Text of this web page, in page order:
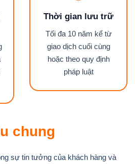
Thời gian lưu trữ
Tối đa 10 năm kể từ
giao dịch cuối cùng
hoặc theo quy định
pháp luật
chung
sự tin tưởng của khách hàng và